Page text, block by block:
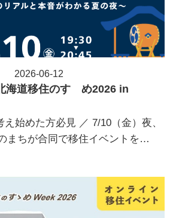
海道移住のすゝめ2026 in
始めた方必見 ／ 7/10（金）夜、
まちが合同で移住イベントを…
投稿日
2026-06-12